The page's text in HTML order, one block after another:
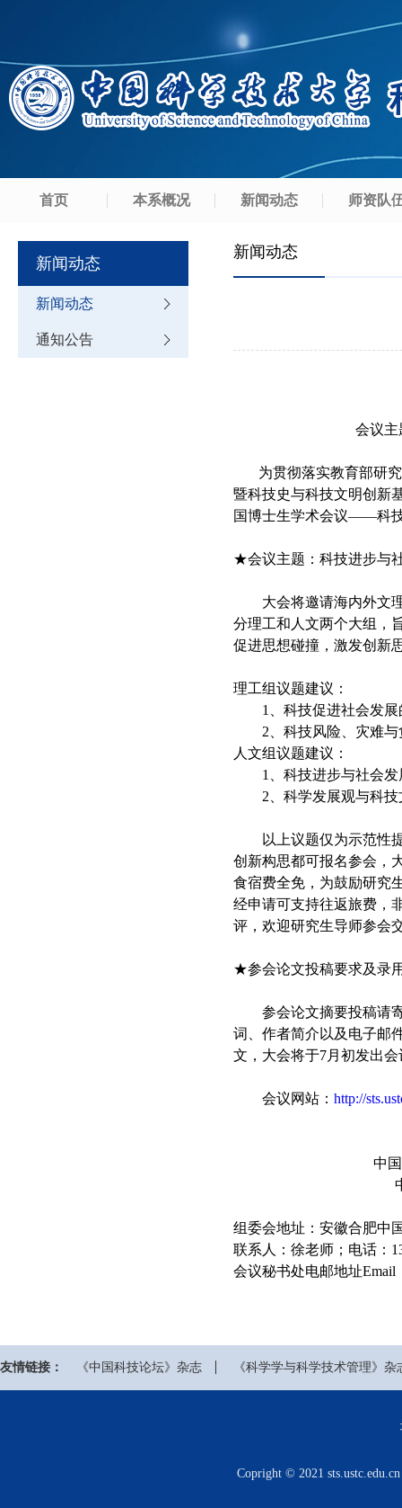
首页 本系概况 新闻动态 师资队
新闻动态
新闻动态
通知公告
新闻动态
会议主题：科技
为贯彻落实教育部研究
暨科技史与科技文明创新
国博士生学术会议――科
★会议主题：科技进步与
大会将邀请海内外文理
分理工和人文两个大组，
促进思想碰撞，激发创新
理工组议题建议：
1、科技促进社会发展
2、科技风险、灾难与
人文组议题建议：
1、科技进步与社会发
2、科学发展观与科技
以上议题仅为示范性提
创新构思都可报名参会，
食宿费全免，为鼓励研究
经申请可支持往返旅费，
评，欢迎研究生导师参会
★参会论文投稿要求及录
参会论文摘要投稿请寄
词、作者简介以及电子邮
文，大会将于7月初发出
会议网站： http://
中国科学技术大
中国科学技术
组委会地址：安徽合肥中
联系人：徐老师；电
会议秘书处电邮地址Email
友情链接： 《中国科技论坛》杂志 《科学学与科学技术管理》杂
Copright © 2021